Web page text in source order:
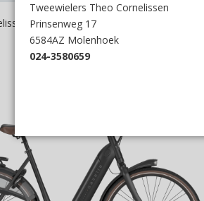
Fietsen
Tweewielers Theo Cornelissen
Prinsenweg 17
6584AZ Molenhoek
024-3580659